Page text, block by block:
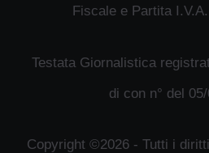
Fiscale e Partita
Testata Giornalistica
di con n° del
Copyright ©2026 - Tutti i